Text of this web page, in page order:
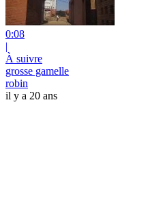
0:08
|
À suivre
grosse gamelle
robin
il y a 20 ans